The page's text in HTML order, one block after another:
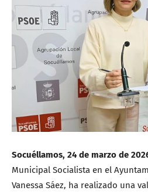
Socuéllamos, 24 de marzo de
Municipal Socialista en el
Vanessa Sáez, ha realizado una